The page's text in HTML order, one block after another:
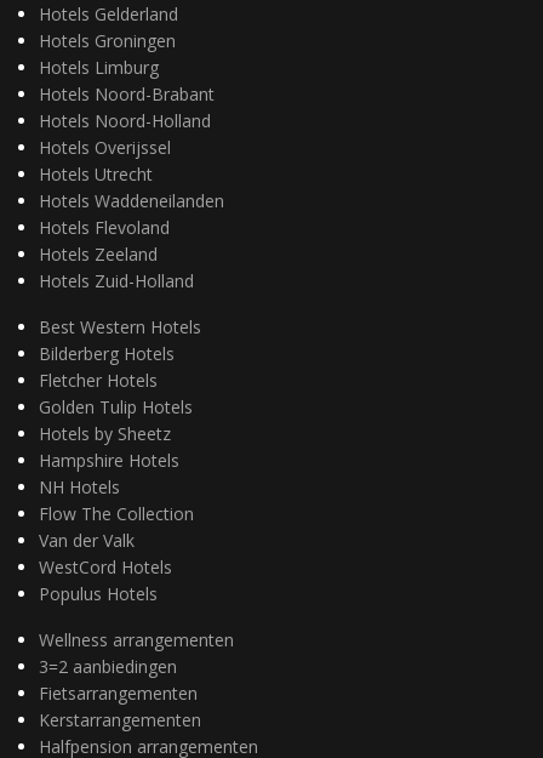
Hotels Gelderland
Hotels Groningen
Hotels Limburg
Hotels Noord-Brabant
Hotels Noord-Holland
Hotels Overijssel
Hotels Utrecht
Hotels Waddeneilanden
Hotels Flevoland
Hotels Zeeland
Hotels Zuid-Holland
Best Western Hotels
Bilderberg Hotels
Fletcher Hotels
Golden Tulip Hotels
Hotels by Sheetz
Hampshire Hotels
NH Hotels
Flow The Collection
Van der Valk
WestCord Hotels
Populus Hotels
Wellness arrangementen
3=2 aanbiedingen
Fietsarrangementen
Kerstarrangementen
Halfpension arrangementen